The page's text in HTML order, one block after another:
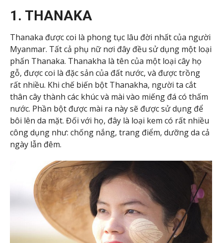
1. THANAKA
Thanaka được coi là phong tục lâu đời nhất của người
Myanmar. Tất cả phụ nữ nơi đây đều sử dụng một loại
phấn Thanaka. Thanakha là tên của một loại cây họ
gỗ, được coi là đặc sản của đất nước, và được trồng
rất nhiều. Khi chế biến bột Thanakha, người ta cắt
thân cây thành các khúc và mài vào miếng đá có thấm
nước. Phần bột được mài ra này sẽ được sử dụng để
bôi lên da mặt. Đối với họ, đây là loại kem có rất nhiều
công dụng như: chống nắng, trang điểm, dưỡng da cả
ngày lẫn đêm.